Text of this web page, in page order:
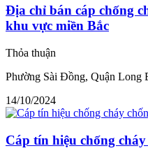
Địa chỉ bán cáp chống
khu vực miền Bắc
Thỏa thuận
Phường Sài Đồng, Quận Long
14/10/2024
Cáp tín hiệu chống